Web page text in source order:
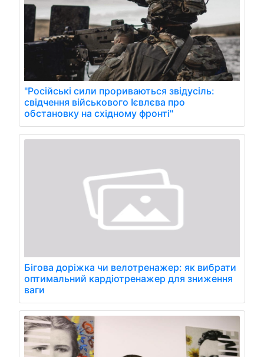
"Російські сили прориваються звідусіль:
свідчення військового Ієвлєва про
обстановку на східному фронті"
Бігова доріжка чи велотренажер: як вибрати
оптимальний кардіотренажер для зниження
ваги